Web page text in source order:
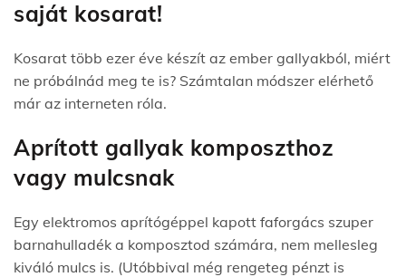
saját kosarat!
Kosarat több ezer éve készít az ember gallyakból, miért
ne próbálnád meg te is? Számtalan módszer elérhető
már az interneten róla.
Aprított gallyak komposzthoz
vagy mulcsnak
Egy elektromos aprítógéppel kapott faforgács szuper
barnahulladék a komposztod számára, nem mellesleg
kiváló mulcs is. (Utóbbival még rengeteg pénzt is